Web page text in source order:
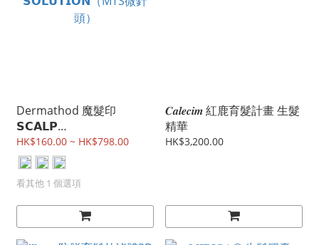
Dermathod 魔髮印
𝗦𝗖𝗔𝗟𝗣
𝗦𝗢𝗟𝗨𝗧𝗜𝗢𝗡（MTS微針
頭）
HK$160.00 ~ HK$798.00
看其他 1 個選項
𝑪𝒂𝒍𝒆𝒄𝒊𝒎 紅鹿育髮計畫 生髮
精華
HK$3,200.00